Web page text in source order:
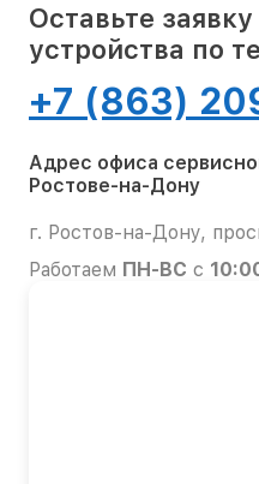
Оставьте
устройства по
+7 (863)
Адрес офиса
Ростове-на-Дону
г. Ростов-на-Дону,
Работаем ПН-ВС с